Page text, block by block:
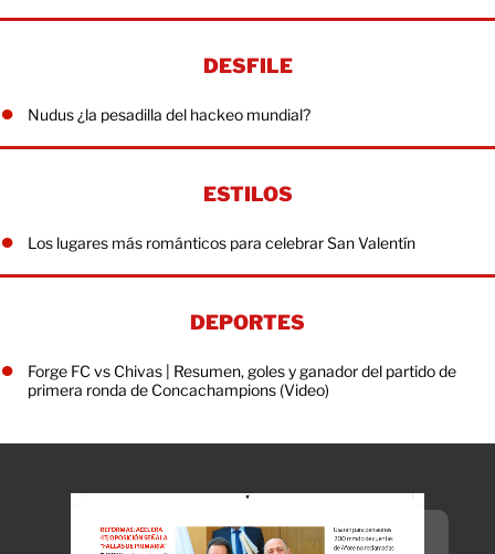
DESFILE
Nudus ¿la pesadilla del hackeo mundial?
ESTILOS
Los lugares más románticos para celebrar San Valentín
DEPORTES
Forge FC vs Chivas | Resumen, goles y ganador del partido de
primera ronda de Concachampions (Video)